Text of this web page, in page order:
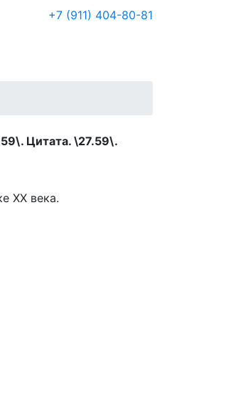
+7 (911) 404-80-81
Цитата. \27.59\.
ХХ века.